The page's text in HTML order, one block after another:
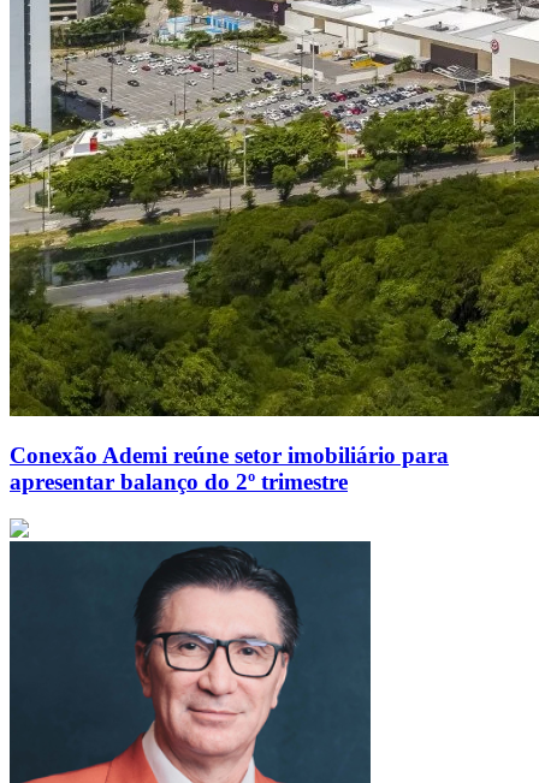
Conexão Ademi reúne setor imobiliário para
apresentar balanço do 2º trimestre